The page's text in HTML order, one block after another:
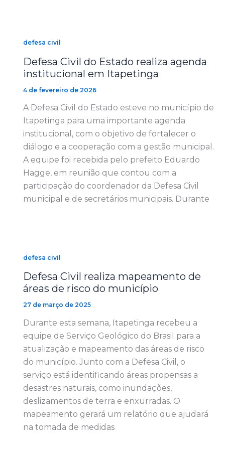
defesa civil
Defesa Civil do Estado realiza agenda
institucional em Itapetinga
4 de fevereiro de 2026
A Defesa Civil do Estado esteve no município de
Itapetinga para uma importante agenda
institucional, com o objetivo de fortalecer o
diálogo e a cooperação com a gestão municipal.
A equipe foi recebida pelo prefeito Eduardo
Hagge, em reunião que contou com a
participação do coordenador da Defesa Civil
municipal e de secretários municipais. Durante
defesa civil
Defesa Civil realiza mapeamento de
áreas de risco do município
27 de março de 2025
Durante esta semana, Itapetinga recebeu a
equipe de Serviço Geológico do Brasil para a
atualização e mapeamento das áreas de risco
do município. Junto com a Defesa Civil, o
serviço está identificando áreas propensas a
desastres naturais, como inundações,
deslizamentos de terra e enxurradas. O
mapeamento gerará um relatório que ajudará
na tomada de medidas